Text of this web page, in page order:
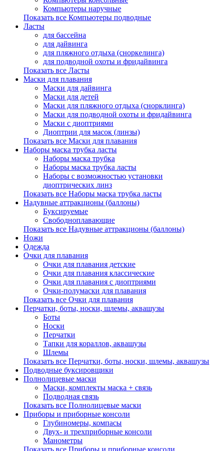
Компьютеры наручные
Показать все Компьютеры подводные
Ласты
для бассейна
для дайвинга
для пляжного отдыха (сноркелинга)
для подводной охоты и фридайвинга
Показать все Ласты
Маски для плавания
Маски для дайвинга
Маски для детей
Маски для пляжного отдыха (снорклинга)
Маски для подводной охоты и фридайвинга
Маски с диоптриями
Диоптрии для масок (линзы)
Показать все Маски для плавания
Наборы маска трубка ласты
Наборы маска трубка
Наборы маска трубка ласты
Наборы с возможностью установки
диоптрических линз
Показать все Наборы маска трубка ласты
Надувные аттракционы (баллоны)
Буксируемые
Свободноплавающие
Показать все Надувные аттракционы (баллоны)
Ножи
Одежда
Очки для плавания
Очки для плавания детские
Очки для плавания классические
Очки для плавания с диоптриями
Очки-полумаски для плавания
Показать все Очки для плавания
Перчатки, боты, носки, шлемы, аквашузы
Боты
Носки
Перчатки
Тапки для кораллов, аквашузы
Шлемы
Показать все Перчатки, боты, носки, шлемы, аквашузы
Подводные буксировщики
Полнолицевые маски
Маски, комплекты маска + связь
Подводная связь
Показать все Полнолицевые маски
Приборы и приборные консоли
Глубиномеры, компасы
Двух- и трехприборные консоли
Манометры
Показать все Приборы и приборные консоли